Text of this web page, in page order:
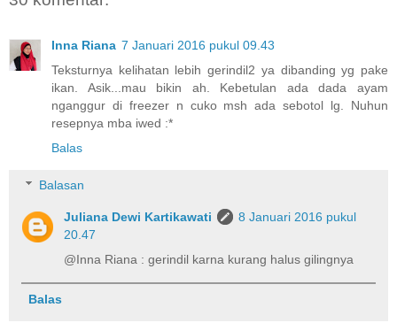
Inna Riana 7 Januari 2016 pukul 09.43
Teksturnya kelihatan lebih gerindil2 ya dibanding yg pake
ikan. Asik...mau bikin ah. Kebetulan ada dada ayam
nganggur di freezer n cuko msh ada sebotol lg. Nuhun
resepnya mba iwed :*
Balas
Balasan
Juliana Dewi Kartikawati
8 Januari 2016 pukul
20.47
@Inna Riana : gerindil karna kurang halus gilingnya
Balas